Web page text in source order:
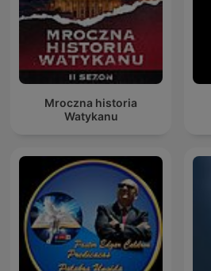
Mroczna historia
Watykanu